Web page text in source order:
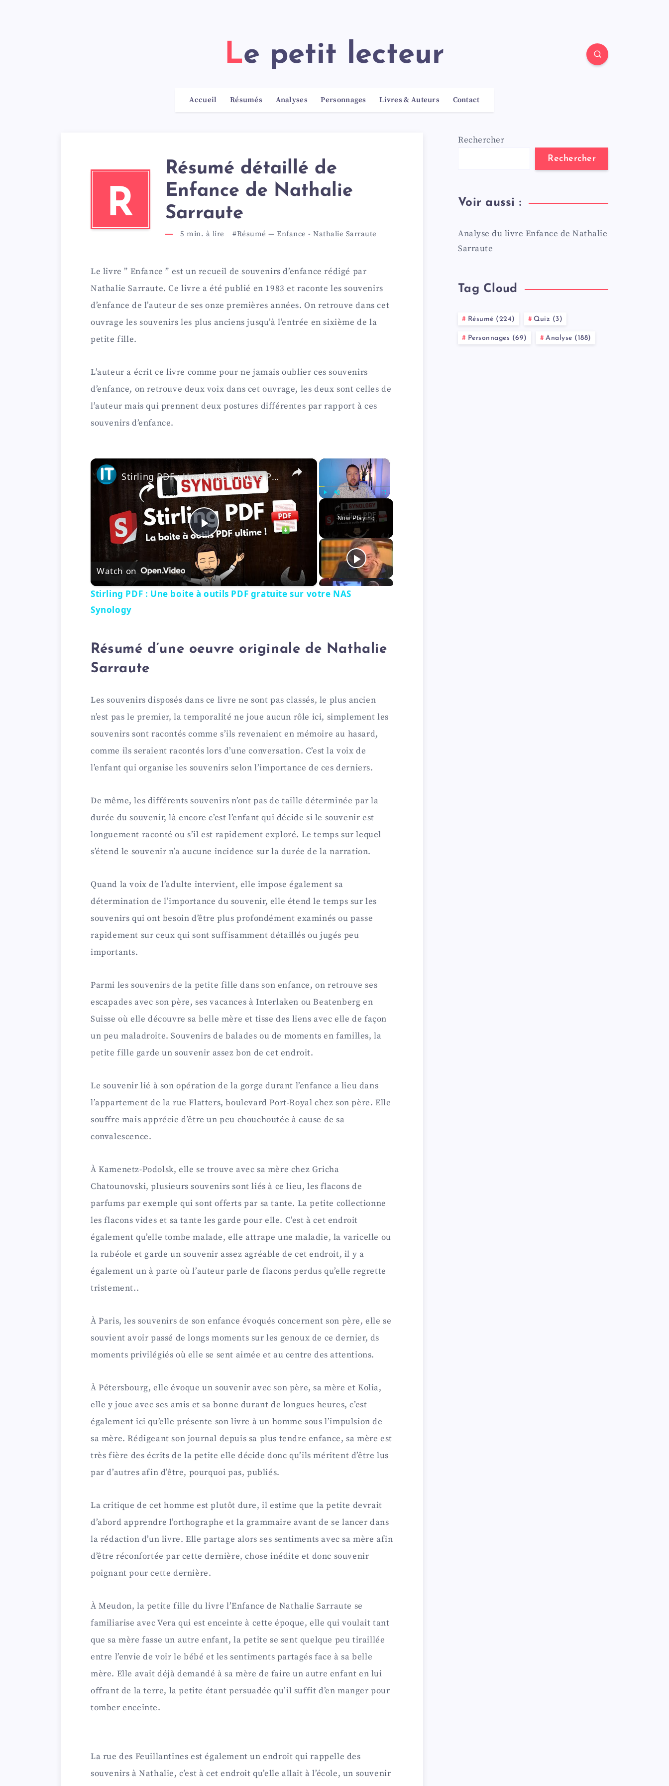
Le petit lecteur
Accueil Résumés Analyses Personnages Livres & Auteurs Contact
R
Résumé détaillé de
Enfance de Nathalie
Sarraute
5 min. à lire #Résumé — Enfance - Nathalie Sarraute
Le livre ” Enfance ” est un recueil de souvenirs d’enfance rédigé par
Nathalie Sarraute. Ce livre a été publié en 1983 et raconte les souvenirs
d’enfance de l’auteur de ses onze premières années. On retrouve dans cet
ouvrage les souvenirs les plus anciens jusqu’à l’entrée en sixième de la
petite fille.
L’auteur a écrit ce livre comme pour ne jamais oublier ces souvenirs
d’enfance, on retrouve deux voix dans cet ouvrage, les deux sont celles de
l’auteur mais qui prennent deux postures différentes par rapport à ces
souvenirs d’enfance.
×
Unmute Fullscreen
Now Playing
×
P
l
a
V
d
e
o
Stirling PDF : Une boite à outils PDF gratuite sur votre NAS Synology
Watch on
Stirling PDF : Une boite à outils PDF gratuite sur votre NAS
Synology
Résumé d’une oeuvre originale de Nathalie
Sarraute
Les souvenirs disposés dans ce livre ne sont pas classés, le plus ancien
n’est pas le premier, la temporalité ne joue aucun rôle ici, simplement les
souvenirs sont racontés comme s’ils revenaient en mémoire au hasard,
comme ils seraient racontés lors d’une conversation. C’est la voix de
l’enfant qui organise les souvenirs selon l’importance de ces derniers.
De même, les différents souvenirs n’ont pas de taille déterminée par la
durée du souvenir, là encore c’est l’enfant qui décide si le souvenir est
longuement raconté ou s’il est rapidement exploré. Le temps sur lequel
s’étend le souvenir n’a aucune incidence sur la durée de la narration.
Quand la voix de l’adulte intervient, elle impose également sa
détermination de l’importance du souvenir, elle étend le temps sur les
souvenirs qui ont besoin d’être plus profondément examinés ou passe
rapidement sur ceux qui sont suffisamment détaillés ou jugés peu
importants.
Parmi les souvenirs de la petite fille dans son enfance, on retrouve ses
escapades avec son père, ses vacances à Interlaken ou Beatenberg en
Suisse où elle découvre sa belle mère et tisse des liens avec elle de façon
un peu maladroite. Souvenirs de balades ou de moments en familles, la
petite fille garde un souvenir assez bon de cet endroit.
Le souvenir lié à son opération de la gorge durant l’enfance a lieu dans
l’appartement de la rue Flatters, boulevard Port-Royal chez son père. Elle
souffre mais apprécie d’être un peu chouchoutée à cause de sa
convalescence.
À Kamenetz-Podolsk, elle se trouve avec sa mère chez Gricha
Chatounovski, plusieurs souvenirs sont liés à ce lieu, les flacons de
parfums par exemple qui sont offerts par sa tante. La petite collectionne
les flacons vides et sa tante les garde pour elle. C’est à cet endroit
également qu’elle tombe malade, elle attrape une maladie, la varicelle ou
la rubéole et garde un souvenir assez agréable de cet endroit, il y a
également un à parte où l’auteur parle de flacons perdus qu’elle regrette
tristement..
À Paris, les souvenirs de son enfance évoqués concernent son père, elle se
souvient avoir passé de longs moments sur les genoux de ce dernier, ds
moments privilégiés où elle se sent aimée et au centre des attentions.
À Pétersbourg, elle évoque un souvenir avec son père, sa mère et Kolia,
elle y joue avec ses amis et sa bonne durant de longues heures, c’est
également ici qu’elle présente son livre à un homme sous l’impulsion de
sa mère. Rédigeant son journal depuis sa plus tendre enfance, sa mère est
très fière des écrits de la petite elle décide donc qu’ils méritent d’être lus
par d’autres afin d’être, pourquoi pas, publiés.
La critique de cet homme est plutôt dure, il estime que la petite devrait
d’abord apprendre l’orthographe et la grammaire avant de se lancer dans
la rédaction d’un livre. Elle partage alors ses sentiments avec sa mère afin
d’être réconfortée par cette dernière, chose inédite et donc souvenir
poignant pour cette dernière.
À Meudon, la petite fille du livre l’Enfance de Nathalie Sarraute se
familiarise avec Vera qui est enceinte à cette époque, elle qui voulait tant
que sa mère fasse un autre enfant, la petite se sent quelque peu tiraillée
entre l’envie de voir le bébé et les sentiments partagés face à sa belle
mère. Elle avait déjà demandé à sa mère de faire un autre enfant en lui
offrant de la terre, la petite étant persuadée qu’il suffit d’en manger pour
tomber enceinte.
La rue des Feuillantines est également un endroit qui rappelle des
souvenirs à Nathalie, c’est à cet endroit qu’elle allait à l’école, un souvenir
Rechercher
Rechercher
Voir aussi :
Analyse du livre Enfance de Nathalie
Sarraute
Tag Cloud
Résumé (224) Quiz (3)
Personnages (69) Analyse (188)